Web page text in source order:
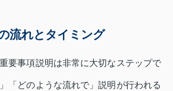
流れとタイミング
要事項説明は非常に大切なステップで
「どのような流れで」説明が行われる